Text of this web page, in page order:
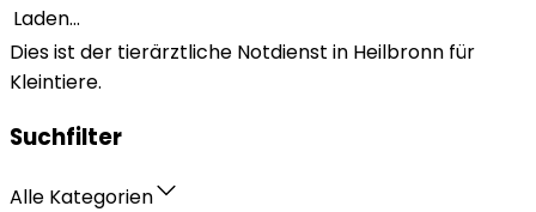
Laden...
Dies ist der tierärztliche Notdienst in Heilbronn für
Kleintiere.
Suchfilter
Alle Kategorien